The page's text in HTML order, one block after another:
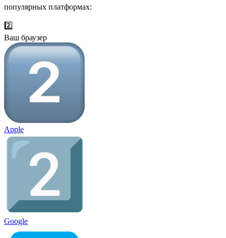
популярных платформах:
2️⃣
Ваш браузер
Apple
Google